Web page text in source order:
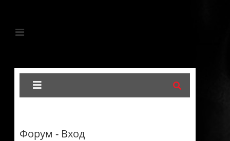
Форум - Вход